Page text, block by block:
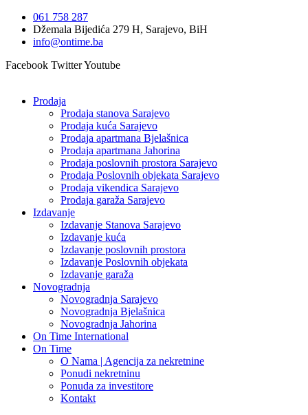
sadržaj
061 758 287
Džemala Bijedića 279 H, Sarajevo, BiH
info@ontime.ba
Facebook TwitterYoutube
Prodaja
Prodaja stanova Sarajevo
Prodaja kuća Sarajevo
Prodaja apartmana Bjelašnica
Prodaja apartmana Jahorina
Prodaja poslovnih prostora Sarajevo
Prodaja Poslovnih objekata Sarajevo
Prodaja vikendica Sarajevo
Prodaja garaža Sarajevo
Izdavanje
Izdavanje Stanova Sarajevo
Izdavanje kuća
Izdavanje poslovnih prostora
Izdavanje Poslovnih objekata
Izdavanje garaža
Novogradnja
Novogradnja Sarajevo
Novogradnja Bjelašnica
Novogradnja Jahorina
On Time International
On Time
O Nama | Agencija za nekretnine
Ponudi nekretninu
Ponuda za investitore
Kontakt